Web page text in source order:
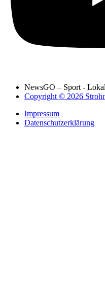
NewsGO – Sport -
Copyright © 2026
Impressum
Datenschutzerklärung